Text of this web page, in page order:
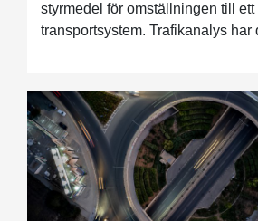
styrmedel för omställningen till
transportsystem. Trafikanalys har